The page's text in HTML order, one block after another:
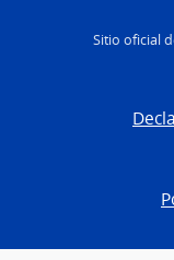
Sitio oficial